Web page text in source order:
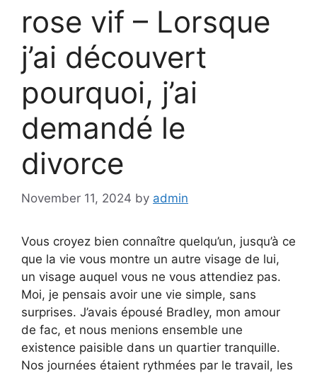
rose vif – Lorsque
j’ai découvert
pourquoi, j’ai
demandé le
divorce
November 11, 2024 by admin
Vous croyez bien connaître quelqu’un, jusqu’à ce
que la vie vous montre un autre visage de lui,
un visage auquel vous ne vous attendiez pas.
Moi, je pensais avoir une vie simple, sans
surprises. J’avais épousé Bradley, mon amour
de fac, et nous menions ensemble une
existence paisible dans un quartier tranquille.
Nos journées étaient rythmées par le travail, les